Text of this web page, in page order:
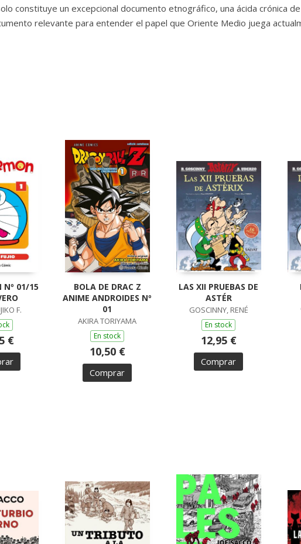
constituye un excepcional documento etnográfico, una ácida crónica
relevante para entender el papel que Oriente Medio juega
Nº 01/15
F.
€
BOLA DE DRAC Z
ANIME ANDROIDES Nº
01
AKIRA TORIYAMA
En stock
10,50 €
Comprar
LAS XII PRUEBAS DE
ASTÉR
GOSCINNY, RENÉ
En stock
12,95 €
Comprar